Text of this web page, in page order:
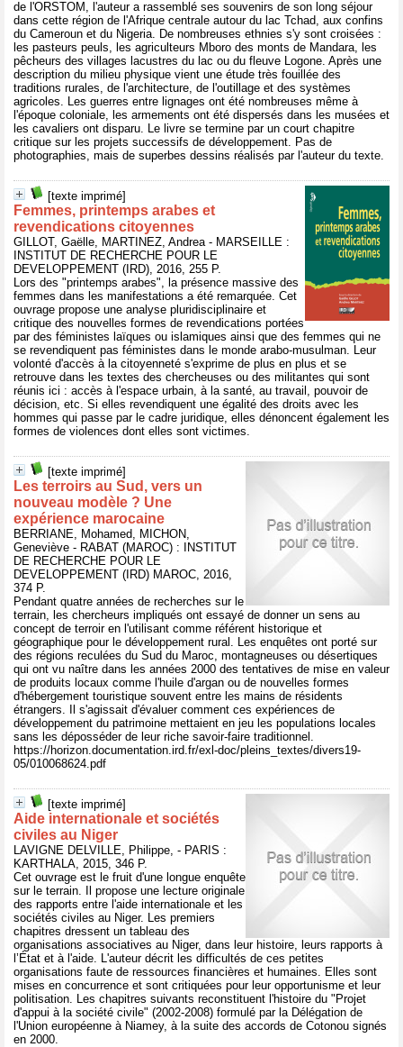
de l'ORSTOM, l'auteur a rassemblé ses souvenirs de son long séjour
dans cette région de l'Afrique centrale autour du lac Tchad, aux confins
du Cameroun et du Nigeria. De nombreuses ethnies s'y sont croisées :
les pasteurs peuls, les agriculteurs Mboro des monts de Mandara, les
pêcheurs des villages lacustres du lac ou du fleuve Logone. Après une
description du milieu physique vient une étude très fouillée des
traditions rurales, de l'architecture, de l'outillage et des systèmes
agricoles. Les guerres entre lignages ont été nombreuses même à
l'époque coloniale, les armements ont été dispersés dans les musées et
les cavaliers ont disparu. Le livre se termine par un court chapitre
critique sur les projets successifs de développement. Pas de
photographies, mais de superbes dessins réalisés par l'auteur du texte.
[texte imprimé]
Femmes, printemps arabes et
revendications citoyennes
GILLOT, Gaëlle, MARTINEZ, Andrea - MARSEILLE :
INSTITUT DE RECHERCHE POUR LE
DEVELOPPEMENT (IRD), 2016, 255 P.
Lors des "printemps arabes", la présence massive des
femmes dans les manifestations a été remarquée. Cet
ouvrage propose une analyse pluridisciplinaire et
critique des nouvelles formes de revendications portées
par des féministes laïques ou islamiques ainsi que des femmes qui ne
se revendiquent pas féministes dans le monde arabo-musulman. Leur
volonté d'accès à la citoyenneté s'exprime de plus en plus et se
retrouve dans les textes des chercheuses ou des militantes qui sont
réunis ici : accès à l'espace urbain, à la santé, au travail, pouvoir de
décision, etc. Si elles revendiquent une égalité des droits avec les
hommes qui passe par le cadre juridique, elles dénoncent également les
formes de violences dont elles sont victimes.
[texte imprimé]
Les terroirs au Sud, vers un
nouveau modèle ? Une
expérience marocaine
BERRIANE, Mohamed, MICHON,
Geneviève - RABAT (MAROC) : INSTITUT
DE RECHERCHE POUR LE
DEVELOPPEMENT (IRD) MAROC, 2016,
374 P.
Pendant quatre années de recherches sur le
terrain, les chercheurs impliqués ont essayé de donner un sens au
concept de terroir en l'utilisant comme référent historique et
géographique pour le développement rural. Les enquêtes ont porté sur
des régions reculées du Sud du Maroc, montagneuses ou désertiques
qui ont vu naître dans les années 2000 des tentatives de mise en valeur
de produits locaux comme l'huile d'argan ou de nouvelles formes
d'hébergement touristique souvent entre les mains de résidents
étrangers. Il s'agissait d'évaluer comment ces expériences de
développement du patrimoine mettaient en jeu les populations locales
sans les déposséder de leur riche savoir-faire traditionnel.
https://horizon.documentation.ird.fr/exl-doc/pleins_textes/divers19-
05/010068624.pdf
[texte imprimé]
Aide internationale et sociétés
civiles au Niger
LAVIGNE DELVILLE, Philippe, - PARIS :
KARTHALA, 2015, 346 P.
Cet ouvrage est le fruit d'une longue enquête
sur le terrain. Il propose une lecture originale
des rapports entre l'aide internationale et les
sociétés civiles au Niger. Les premiers
chapitres dressent un tableau des
organisations associatives au Niger, dans leur histoire, leurs rapports à
l’État et à l'aide. L'auteur décrit les difficultés de ces petites
organisations faute de ressources financières et humaines. Elles sont
mises en concurrence et sont critiquées pour leur opportunisme et leur
politisation. Les chapitres suivants reconstituent l'histoire du "Projet
d'appui à la société civile" (2002-2008) formulé par la Délégation de
l'Union européenne à Niamey, à la suite des accords de Cotonou signés
en 2000.